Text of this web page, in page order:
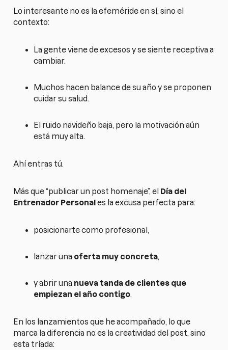
Lo interesante no es la efeméride en sí, sino el
contexto:
La gente viene de excesos y se siente receptiva a
cambiar.
Muchos hacen balance de su año y se proponen
cuidar su salud.
El ruido navideño baja, pero la motivación aún
está muy alta.
Ahí entras tú.
Más que “publicar un post homenaje”, el Día del
Entrenador Personales la excusa perfecta para:
posicionarte como profesional,
lanzar una oferta muy concreta,
y abrir una nueva tanda de clientes que
empiezan el año contigo.
En los lanzamientos que he acompañado, lo que
marca la diferencia no es la creatividad del post, sino
esta tríada: